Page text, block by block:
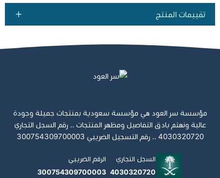
تقييمات المنتج
مؤسسة سر العود هي مؤسسة سعودية بمنتجات جميلة وجودة
عالية ونهتم بادق التفاصيل ومظهر المنتجات .. رقم السجل التجاري
4030320720 .. رقم التسجيل الضريبي 300754309700003
السجل التجاري
4030320720
الرقم الضريبي
300754309700003